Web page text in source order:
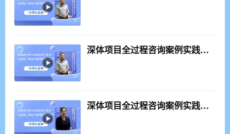
深体项目全过程咨询案例实践与思考_正片3
深体项目全过程咨询案例实践与思考_正片4